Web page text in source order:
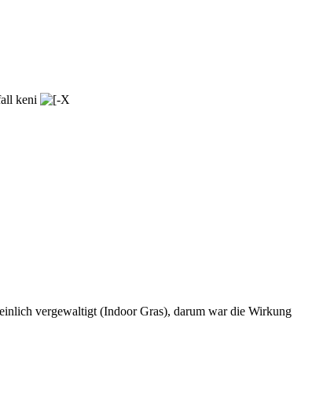
keni
vergewaltigt (Indoor Gras), darum war die Wirkung